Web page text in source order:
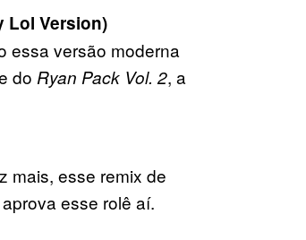
Lol Version)
essa versão moderna
do Ryan Pack Vol. 2, a
mais, esse remix de
esse rolê aí.